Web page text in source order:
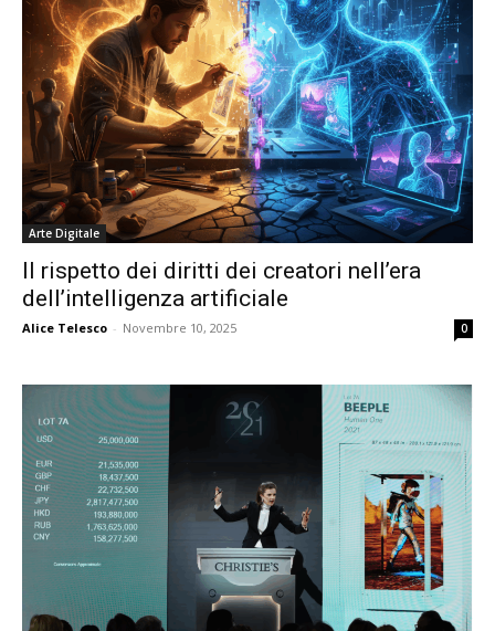
Arte Digitale
Il rispetto dei diritti dei creatori nell’era
dell’intelligenza artificiale
Alice Telesco - Novembre 10, 2025 0